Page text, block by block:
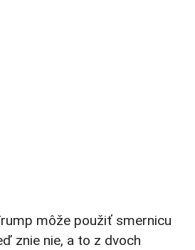
môže použiť smernicu
znie nie, a to z dvoch